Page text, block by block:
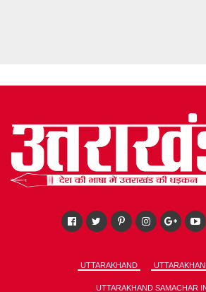
UTTARAKHAND
UTTARAKHAND SAMACHAR